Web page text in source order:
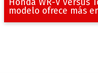
Honda WR-V versus
modelo ofrece más